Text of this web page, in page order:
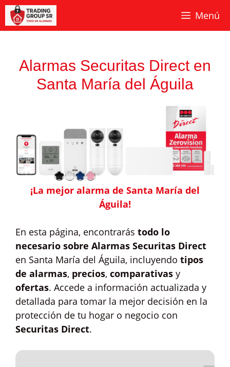
Saltar
contenido
Menú
Alarmas Securitas Direct en
Santa María del Águila
¡La mejor alarma de Santa María del
Águila!
En esta página, encontrarás todo lo
necesario sobre Alarmas Securitas Direct
en Santa María del Águila, incluyendo tipos
de alarmas, precios, comparativas y
ofertas. Accede a información actualizada y
detallada para tomar la mejor decisión en la
protección de tu hogar o negocio con
Securitas Direct.